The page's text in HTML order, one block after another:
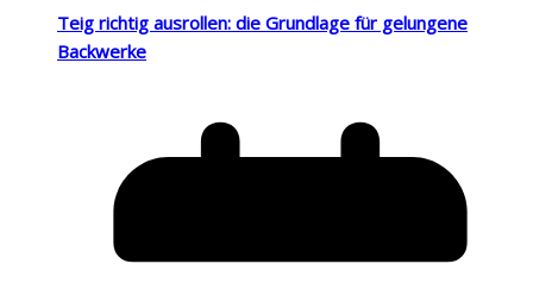
Teig richtig ausrollen: die Grundlage für gelungene
Backwerke